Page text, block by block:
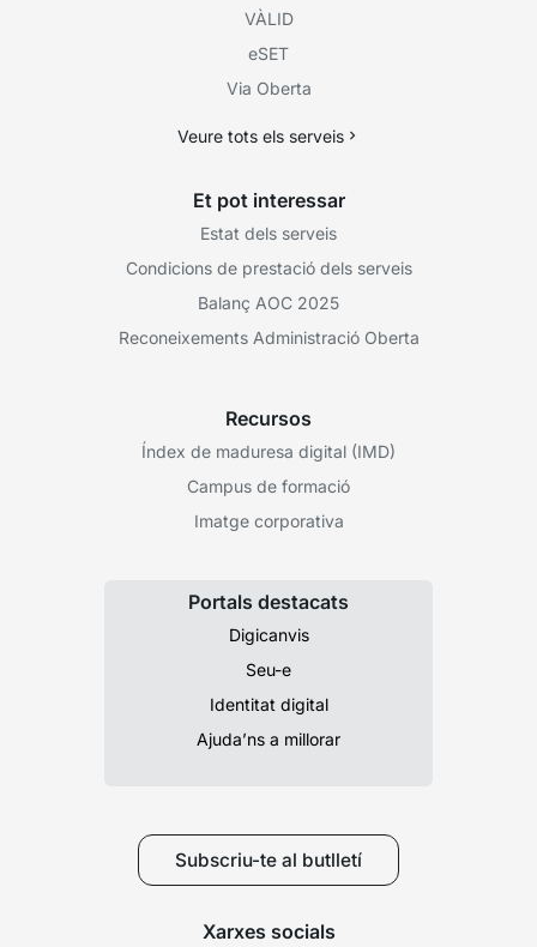
VÀLID
eSET
Via Oberta
Veure tots els serveis
Et pot interessar
Estat dels serveis
Condicions de prestació dels serveis
Balanç AOC 2025
Reconeixements Administració Oberta
Recursos
Índex de maduresa digital (IMD)
Campus de formació
Imatge corporativa
Portals destacats
Digicanvis
Seu-e
Identitat digital
Ajuda’ns a millorar
Subscriu-te al butlletí
Xarxes socials